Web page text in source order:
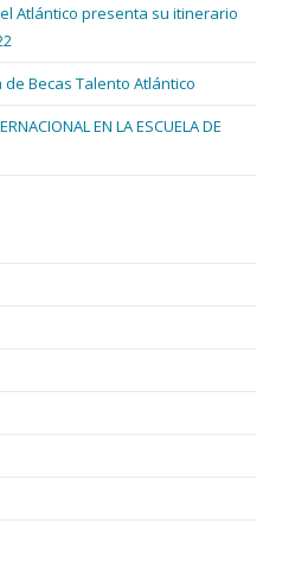
Atlántico presenta su itinerario
Becas Talento Atlántico
EN LA ESCUELA DE